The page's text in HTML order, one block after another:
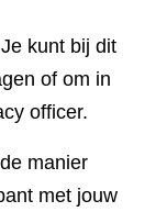
kunt bij dit
of om in
officer.
manier
met jouw